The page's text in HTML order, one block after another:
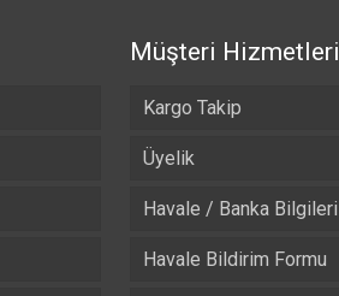
Müşteri Hizmetleri
Kargo Takip
Üyelik
Havale / Banka Bilgileri
Havale Bildirim Formu